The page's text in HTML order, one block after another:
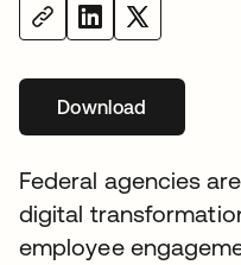
Downloads’ouvre dans
Federal agencies
digital
employee